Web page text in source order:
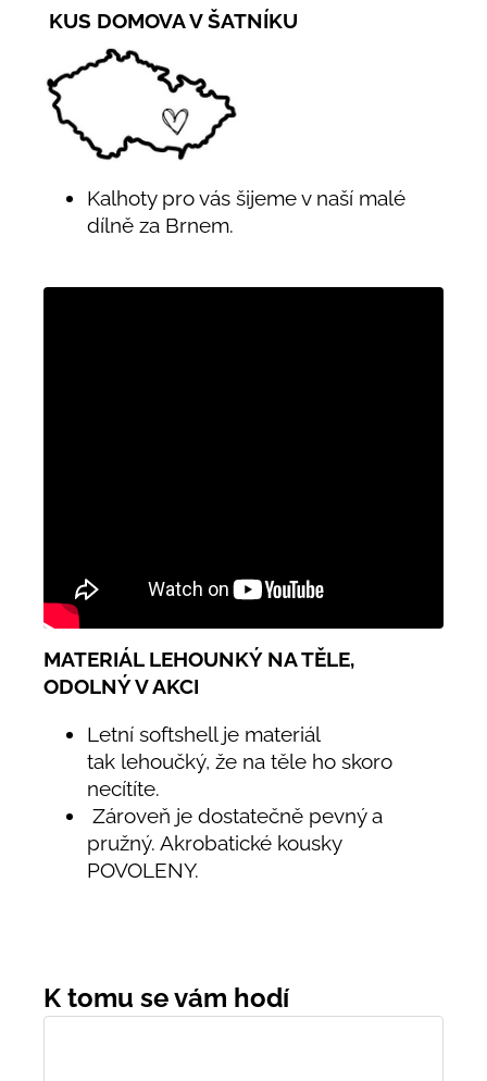
KUS DOMOVA V ŠATNÍKU
Kalhoty pro vás šijeme v naší malé
dílně za Brnem.
MATERIÁL LEHOUNKÝ NA TĚLE,
ODOLNÝ V AKCI
Letní softshell je materiál
tak lehoučký, že na těle ho skoro
necítíte.
Zároveň je dostatečně pevný a
pružný. Akrobatické kousky
POVOLENY.